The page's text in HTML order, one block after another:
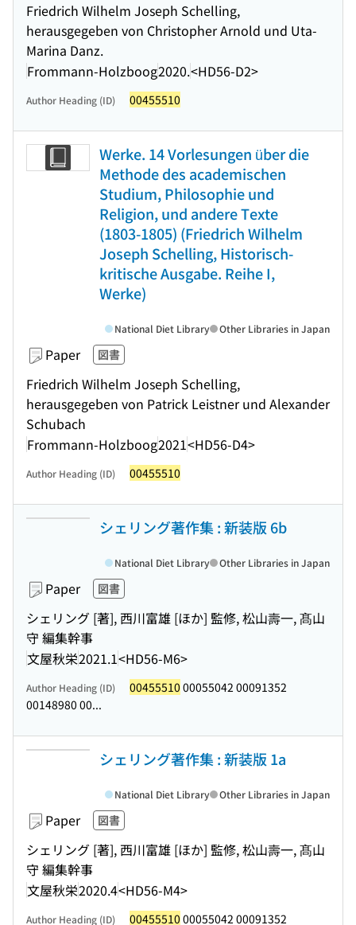
Friedrich Wilhelm Joseph Schelling,
herausgegeben von Christopher Arnold und Uta-
Marina Danz.
Frommann-Holzboog2020.<HD56-D2>
Author Heading (ID) 00455510
Werke. 14 Vorlesungen über die
Methode des academischen
Studium, Philosophie und
Religion, und andere Texte
(1803-1805) (Friedrich Wilhelm
Joseph Schelling, Historisch-
kritische Ausgabe. Reihe I,
Werke)
Paper 図書
Friedrich Wilhelm Joseph Schelling,
herausgegeben von Patrick Leistner und Alexander
Schubach
Frommann-Holzboog2021<HD56-D4>
National Diet Library Other Libraries in Japan
Author Heading (ID) 00455510
シェリング著作集 : 新装版 6b
Paper 図書
シェリング [著], 西川富雄 [ほか] 監修, 松山壽一, 髙山
守 編集幹事
文屋秋栄2021.1<HD56-M6>
National Diet Library Other Libraries in Japan
Author Heading (ID) 00455510 00055042 00091352
00148980 00...
シェリング著作集 : 新装版 1a
Paper 図書
シェリング [著], 西川富雄 [ほか] 監修, 松山壽一, 髙山
守 編集幹事
文屋秋栄2020.4<HD56-M4>
National Diet Library Other Libraries in Japan
Author Heading (ID) 00455510 00055042 00091352